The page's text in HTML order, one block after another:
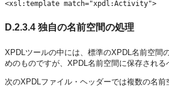
D.2.3.4 独自の名前空間の処理
XPDLツールの中には、標準のXPDL名前空間
めのものですが、XPDL名前空間に保存され
次のXPDLファイル・ヘッダーでは複数の名前